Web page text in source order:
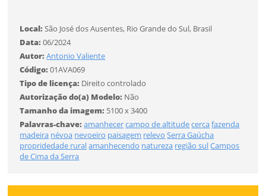
Local:São José dos Ausentes, Rio Grande do Sul, Brasil
Data:06/2024
Autor:Antonio Valiente
Código:01AVA069
Tipo de licença: Direito controlado
Autorização do(a) Modelo: Não
Tamanho da imagem: 5100 x 3400
Palavras-chave:amanhecercampo de altitudecercafazenda
madeira névoa nevoeiro paisagem relevo Serra Gaúcha
propridedade ruralamanhecendo natureza região sulCampos
de Cima da Serra
Utilização
Formato
Tamanho
Desejo receber novidades sobre a Pulsar Imagens
Li e concordo com os
CADASTRAR